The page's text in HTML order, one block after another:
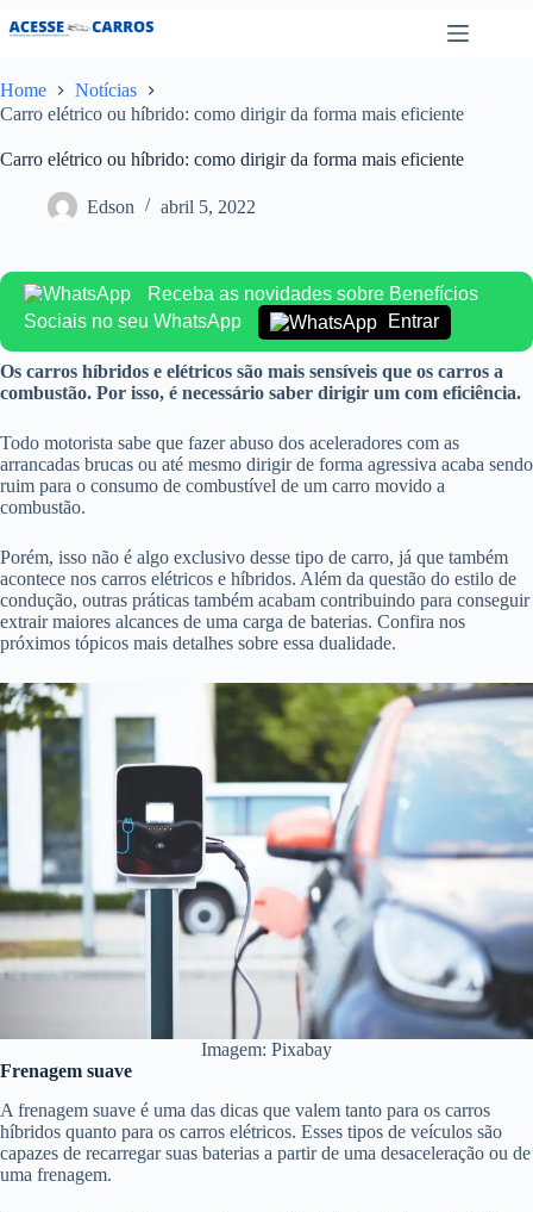
Pular
para
conteúdo
Home
Notícias
Carro elétrico ou híbrido: como dirigir da forma mais eficiente
Carro elétrico ou híbrido: como dirigir da forma mais eficiente
Edson abril 5, 2022
Receba as novidades sobre Benefícios
Sociais no seu WhatsApp
Entrar
Os carros híbridos e elétricos são mais sensíveis que os carros a
combustão. Por isso, é necessário saber dirigir um com eficiência.
Todo motorista sabe que fazer abuso dos aceleradores com as
arrancadas brucas ou até mesmo dirigir de forma agressiva acaba sendo
ruim para o consumo de combustível de um carro movido a
combustão.
Porém, isso não é algo exclusivo desse tipo de carro, já que também
acontece nos carros elétricos e híbridos. Além da questão do estilo de
condução, outras práticas também acabam contribuindo para conseguir
extrair maiores alcances de uma carga de baterias. Confira nos
próximos tópicos mais detalhes sobre essa dualidade.
Imagem: Pixabay
Frenagem suave
A frenagem suave é uma das dicas que valem tanto para os carros
híbridos quanto para os carros elétricos. Esses tipos de veículos são
capazes de recarregar suas baterias a partir de uma desaceleração ou de
uma frenagem.